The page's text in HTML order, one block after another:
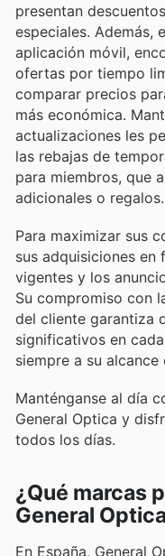
presentan
especiales. Además,
aplicación móvil,
ofertas por tiempo
comparar precios
más económica.
actualizaciones les
las rebajas de
para miembros, que
adicionales o regalos.
Para maximizar sus
sus adquisiciones en
vigentes y los
Su compromiso con
del cliente garantiza
significativos en
siempre a su alcance
Manténganse al día
General Optica y
todos los días.
¿Qué marcas
General
En España, General